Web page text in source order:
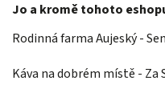
Jo a kromě tohoto
Rodinná farma Aujeský -
Káva na dobrém místě -